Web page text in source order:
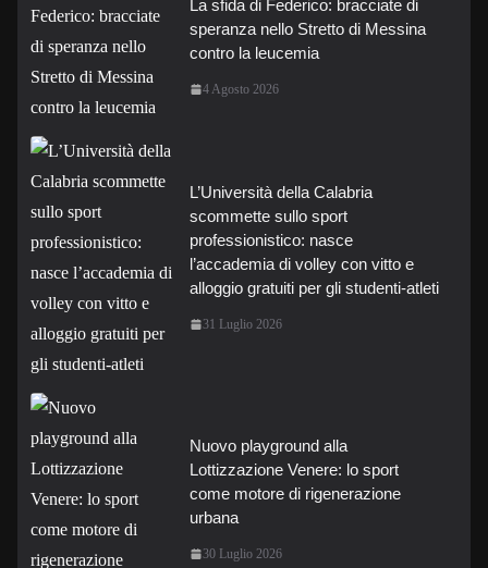
La sfida di Federico: bracciate di
speranza nello Stretto di Messina
contro la leucemia
4 Agosto 2026
L’Università della Calabria
scommette sullo sport
professionistico: nasce
l’accademia di volley con vitto e
alloggio gratuiti per gli studenti-atleti
31 Luglio 2026
Nuovo playground alla
Lottizzazione Venere: lo sport
come motore di rigenerazione
urbana
30 Luglio 2026